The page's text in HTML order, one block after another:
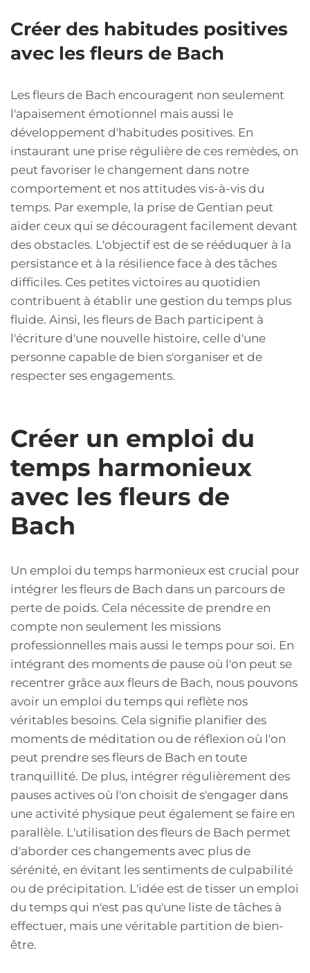
Créer des habitudes positives
avec les fleurs de Bach
Les fleurs de Bach encouragent non seulement
l'apaisement émotionnel mais aussi le
développement d'habitudes positives. En
instaurant une prise régulière de ces remèdes, on
peut favoriser le changement dans notre
comportement et nos attitudes vis-à-vis du
temps. Par exemple, la prise de Gentian peut
aider ceux qui se découragent facilement devant
des obstacles. L'objectif est de se rééduquer à la
persistance et à la résilience face à des tâches
difficiles. Ces petites victoires au quotidien
contribuent à établir une gestion du temps plus
fluide. Ainsi, les fleurs de Bach participent à
l'écriture d'une nouvelle histoire, celle d'une
personne capable de bien s'organiser et de
respecter ses engagements.
Créer un emploi du
temps harmonieux
avec les fleurs de
Bach
Un emploi du temps harmonieux est crucial pour
intégrer les fleurs de Bach dans un parcours de
perte de poids. Cela nécessite de prendre en
compte non seulement les missions
professionnelles mais aussi le temps pour soi. En
intégrant des moments de pause où l'on peut se
recentrer grâce aux fleurs de Bach, nous pouvons
avoir un emploi du temps qui reflète nos
véritables besoins. Cela signifie planifier des
moments de méditation ou de réflexion où l'on
peut prendre ses fleurs de Bach en toute
tranquillité. De plus, intégrer régulièrement des
pauses actives où l'on choisit de s'engager dans
une activité physique peut également se faire en
parallèle. L'utilisation des fleurs de Bach permet
d'aborder ces changements avec plus de
sérénité, en évitant les sentiments de culpabilité
ou de précipitation. L'idée est de tisser un emploi
du temps qui n'est pas qu'une liste de tâches à
effectuer, mais une véritable partition de bien-
être.